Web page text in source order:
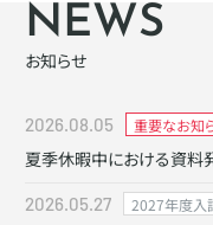
NEWS
お知らせ
2026.08.05 重要なお知
夏季休暇中における資料
資料発送停止期間：8月8日(土
2026.05.27 2027年度入